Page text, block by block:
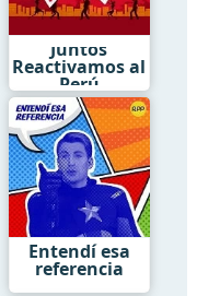
Juntos
Reactivamos al
Perú
Entendí esa
referencia